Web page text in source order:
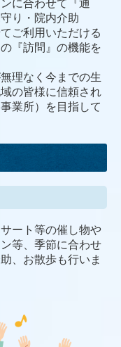
に合わせて『通
り・院内介助
ご利用いただける
『訪問』の機能を
理なく今までの生
の皆様に信頼され
業所）を目指して
ート等の催し物や
等、季節に合わせ
、お散歩も行いま